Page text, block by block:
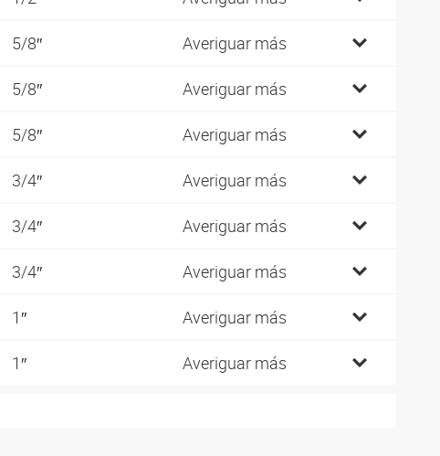
5/8″ Averiguar más
5/8″ Averiguar más
5/8″ Averiguar más
3/4″ Averiguar más
3/4″ Averiguar más
3/4″ Averiguar más
1″ Averiguar más
1″ Averiguar más